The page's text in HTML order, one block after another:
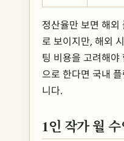
정산율만 보면 해
로 보이지만, 해외
팅 비용을 고려해야
으로 한다면 국내
니다.
1인 작가 월